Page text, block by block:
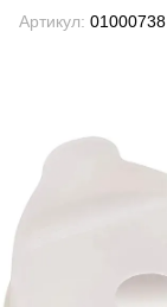
Артикул: 01000738